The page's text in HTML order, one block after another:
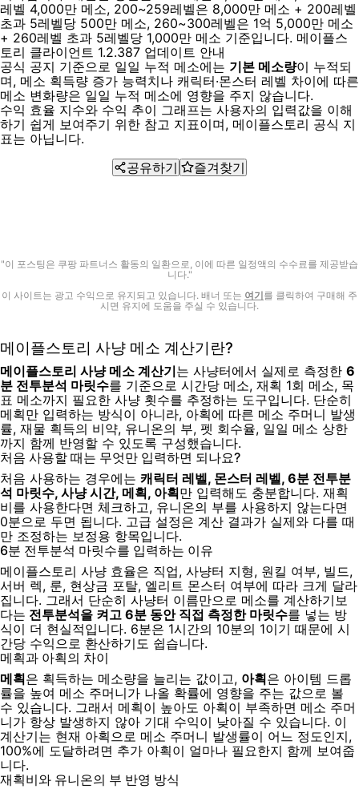
레벨 4,000만 메소, 200~259레벨은 8,000만 메소 + 200레벨
초과 5레벨당 500만 메소, 260~300레벨은 1억 5,000만 메소
+ 260레벨 초과 5레벨당 1,000만 메소 기준입니다. 메이플스
토리 클라이언트 1.2.387 업데이트 안내
공식 공지 기준으로 일일 누적 메소에는 기본 메소량이 누적되
며, 메소 획득량 증가 능력치나 캐릭터·몬스터 레벨 차이에 따른
메소 변화량은 일일 누적 메소에 영향을 주지 않습니다.
수익 효율 지수와 수익 추이 그래프는 사용자의 입력값을 이해
하기 쉽게 보여주기 위한 참고 지표이며, 메이플스토리 공식 지
표는 아닙니다.
공유하기
즐겨찾기
"이 포스팅은 쿠팡 파트너스 활동의 일환으로, 이에 따른 일정액의 수수료를 제공받습
니다."
이 사이트는 광고 수익으로 유지되고 있습니다. 배너 또는 여기를 클릭하여 구매해 주
시면 유지에 도움을 주실 수 있습니다.
메이플스토리 사냥 메소 계산기란?
메이플스토리 사냥 메소 계산기는 사냥터에서 실제로 측정한 6
분 전투분석 마릿수를 기준으로 시간당 메소, 재획 1회 메소, 목
표 메소까지 필요한 사냥 횟수를 추정하는 도구입니다. 단순히
메획만 입력하는 방식이 아니라, 아획에 따른 메소 주머니 발생
률, 재물 획득의 비약, 유니온의 부, 펫 회수율, 일일 메소 상한
까지 함께 반영할 수 있도록 구성했습니다.
처음 사용할 때는 무엇만 입력하면 되나요?
처음 사용하는 경우에는 캐릭터 레벨, 몬스터 레벨, 6분 전투분
석 마릿수, 사냥 시간, 메획, 아획만 입력해도 충분합니다. 재획
비를 사용한다면 체크하고, 유니온의 부를 사용하지 않는다면
0분으로 두면 됩니다. 고급 설정은 계산 결과가 실제와 다를 때
만 조정하는 보정용 항목입니다.
6분 전투분석 마릿수를 입력하는 이유
메이플스토리 사냥 효율은 직업, 사냥터 지형, 원킬 여부, 빌드,
서버 렉, 룬, 현상금 포탈, 엘리트 몬스터 여부에 따라 크게 달라
집니다. 그래서 단순히 사냥터 이름만으로 메소를 계산하기보
다는 전투분석을 켜고 6분 동안 직접 측정한 마릿수를 넣는 방
식이 더 현실적입니다. 6분은 1시간의 10분의 1이기 때문에 시
간당 수익으로 환산하기도 쉽습니다.
메획과 아획의 차이
메획은 획득하는 메소량을 늘리는 값이고, 아획은 아이템 드롭
률을 높여 메소 주머니가 나올 확률에 영향을 주는 값으로 볼
수 있습니다. 그래서 메획이 높아도 아획이 부족하면 메소 주머
니가 항상 발생하지 않아 기대 수익이 낮아질 수 있습니다. 이
계산기는 현재 아획으로 메소 주머니 발생률이 어느 정도인지,
100%에 도달하려면 추가 아획이 얼마나 필요한지 함께 보여줍
니다.
재획비와 유니온의 부 반영 방식